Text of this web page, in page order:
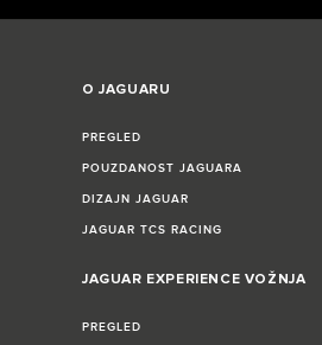
O JAGUARU
PREGLED
POUZDANOST JAGUARA
DIZAJN JAGUAR
JAGUAR TCS RACING
JAGUAR EXPERIENCE VOŽNJA
PREGLED